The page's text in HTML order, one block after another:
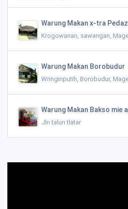
Warung Makan x-tra Pedaz
Krogowanan, sawangan,
Warung Makan Borobudur
Wringinputih, Borobudur,
Warung Makan Bakso mie
Jln talun tlatar